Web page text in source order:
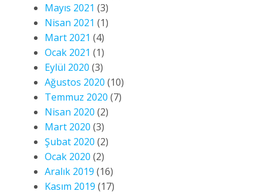
Mayıs 2021 (3)
Nisan 2021 (1)
Mart 2021 (4)
Ocak 2021 (1)
Eylül 2020 (3)
Ağustos 2020 (10)
Temmuz 2020 (7)
Nisan 2020 (2)
Mart 2020 (3)
Şubat 2020 (2)
Ocak 2020 (2)
Aralık 2019 (16)
Kasım 2019 (17)